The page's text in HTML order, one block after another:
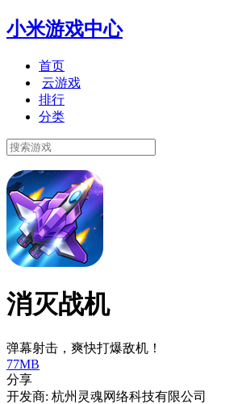
小米游戏中心
首页
云游戏
排行
分类
消灭战机
弹幕射击，爽快打爆敌机！
77MB
分享
开发商: 杭州灵魂网络科技有限公司